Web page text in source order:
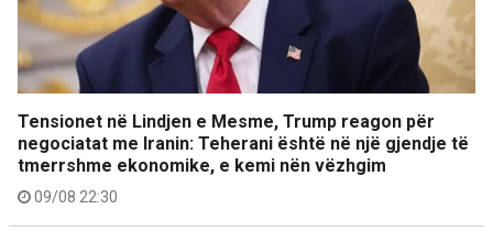
Tensionet në Lindjen e Mesme, Trump reagon për
negociatat me Iranin: Teherani është në një gjendje të
tmerrshme ekonomike, e kemi nën vëzhgim
09/08 22:30